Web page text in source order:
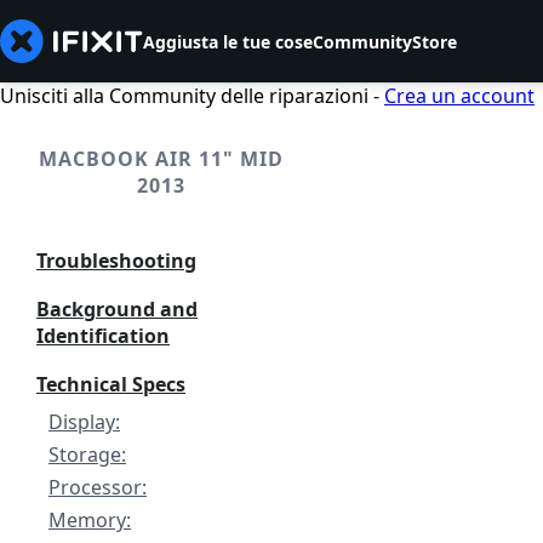
Aggiusta le tue coseCommunityStore
Unisciti alla Community delle riparazioni - Crea un account
MACBOOK AIR 11" MID
2013
Troubleshooting
Background and
Identification
Technical Specs
Display:
Storage:
Processor:
Memory: